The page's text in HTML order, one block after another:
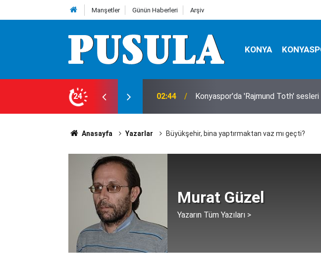
Manşetler Günün Haberleri Arşiv
KONYA
24 00:00 Araç kiralama hizmeti alınacak
Anasayfa Yazarlar Büyükşehir, bina yaptırmaktan vaz mı geçti?
Murat Güzel
Yazarın Tüm Yazıları >